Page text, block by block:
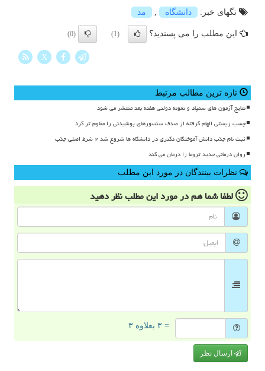
تگهای خبر:
دانشگاه مد
این مطلب را می پسندید؟ (1)
(0)
X
تازه ترین مطالب مرتبط
نتایج آزمون های سمپاد و نمونه دولتی هفته بعد منتشر می شود
چسب زیستی الهام گرفته از صدف سنسورهای پوشیدنی را مقاوم تر کرد
ثبت نام جذب دانش آموختگان دکتری در دانشگاه ها شروع شد ۲ شرط اصلی جذب
روان درمانی جدید تروما را درمان می کند
نظرات بینندگان در مورد این مطلب
لطفا شما همدر مورد این مطلبنظر دهید
= ۳ بعلاوه ۳
ارسال نظر